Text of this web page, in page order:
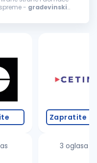
spreme - građevinski
Zapratite
3 oglasa